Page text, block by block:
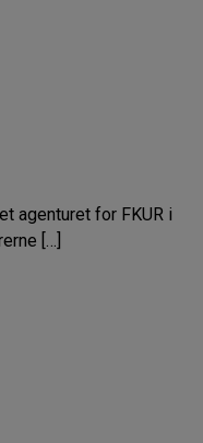
agenturet for FKUR i
[…]